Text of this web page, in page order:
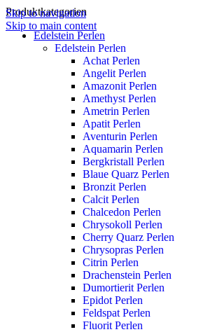
Skip to navigation
Skip to main content
Produktkategorien
Edelstein Perlen
Edelstein Perlen
Achat Perlen
Angelit Perlen
Amazonit Perlen
Amethyst Perlen
Ametrin Perlen
Apatit Perlen
Aventurin Perlen
Aquamarin Perlen
Bergkristall Perlen
Blaue Quarz Perlen
Bronzit Perlen
Calcit Perlen
Chalcedon Perlen
Chrysokoll Perlen
Cherry Quarz Perlen
Chrysopras Perlen
Citrin Perlen
Drachenstein Perlen
Dumortierit Perlen
Epidot Perlen
Feldspat Perlen
Fluorit Perlen